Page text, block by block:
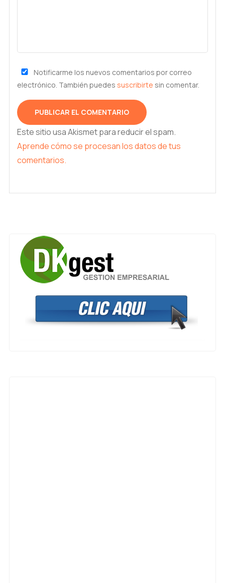
Notificarme los nuevos comentarios por correo
electrónico. También puedes suscribirte sin comentar.
Este sitio usa Akismet para reducir el spam.
Aprende cómo se procesan los datos de tus
comentarios.